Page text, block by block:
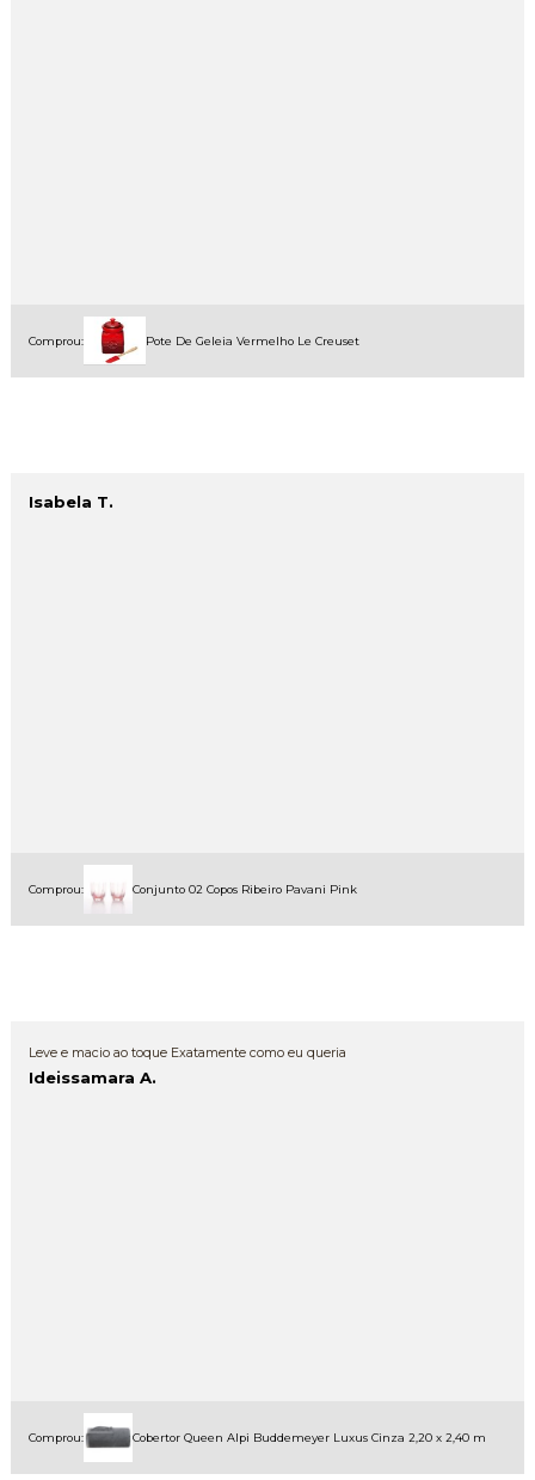
Comprou: Pote De Geleia Vermelho Le Creuset
Isabela T.
Comprou: Conjunto 02 Copos Ribeiro Pavani Pink
Leve e macio ao toque Exatamente como eu queria
Ideissamara A.
Comprou: Cobertor Queen Alpi Buddemeyer Luxus Cinza 2,20 x 2,40 m